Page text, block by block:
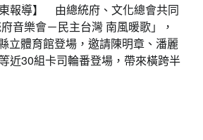
東報導】 由總統府、文化總會共同
音樂會－民主台灣 南風暖歌」，
立體育館登場，邀請陳明章、潘麗
近30組卡司輪番登場，帶來橫跨半